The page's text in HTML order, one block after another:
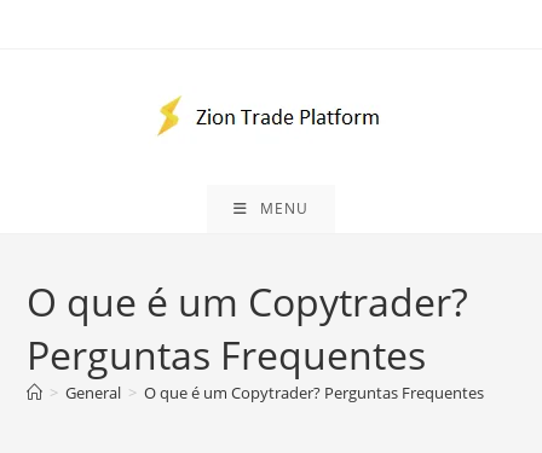
MENU
O que é um Copytrader?
Perguntas Frequentes
> General > O que é um Copytrader? Perguntas Frequentes